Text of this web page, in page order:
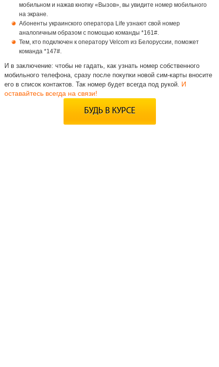
мобильном и нажав кнопку «Вызов», вы увидите номер мобильного
на экране.
Абоненты украинского оператора Life узнают свой номер
аналогичным образом с помощью команды *161#.
Тем, кто подключен к оператору Velcom из Белоруссии, поможет
команда *147#.
И в заключение: чтобы не гадать, как узнать номер собственного
мобильного телефона, сразу после покупки новой сим-карты вносите
его в список контактов. Так номер будет всегда под рукой. И
оставайтесь всегда на связи!
БУДЬ В КУРСЕ